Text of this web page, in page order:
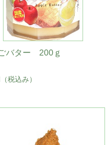
バター 200ｇ
（税込み）